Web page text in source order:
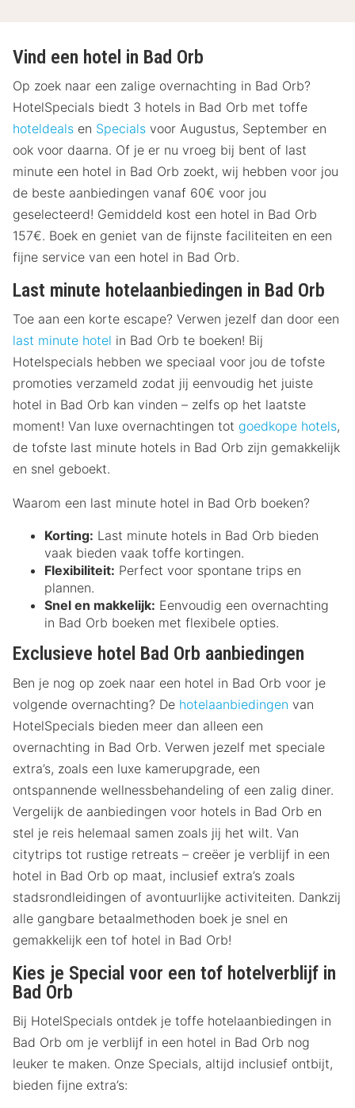
Vind een hotel in Bad Orb
Op zoek naar een zalige overnachting in Bad Orb?
HotelSpecials biedt 3 hotels in Bad Orb met toffe
hoteldeals en Specials voor Augustus, September en
ook voor daarna. Of je er nu vroeg bij bent of last
minute een hotel in Bad Orb zoekt, wij hebben voor jou
de beste aanbiedingen vanaf 60€ voor jou
geselecteerd! Gemiddeld kost een hotel in Bad Orb
157€. Boek en geniet van de fijnste faciliteiten en een
fijne service van een hotel in Bad Orb.
Last minute hotelaanbiedingen in Bad Orb
Toe aan een korte escape? Verwen jezelf dan door een
last minute hotel in Bad Orb te boeken! Bij
Hotelspecials hebben we speciaal voor jou de tofste
promoties verzameld zodat jij eenvoudig het juiste
hotel in Bad Orb kan vinden – zelfs op het laatste
moment! Van luxe overnachtingen tot goedkope hotels,
de tofste last minute hotels in Bad Orb zijn gemakkelijk
en snel geboekt.
Waarom een last minute hotel in Bad Orb boeken?
Korting: Last minute hotels in Bad Orb bieden
vaak bieden vaak toffe kortingen.
Flexibiliteit: Perfect voor spontane trips en
plannen.
Snel en makkelijk: Eenvoudig een overnachting
in Bad Orb boeken met flexibele opties.
Exclusieve hotel Bad Orb aanbiedingen
Ben je nog op zoek naar een hotel in Bad Orb voor je
volgende overnachting? De hotelaanbiedingen van
HotelSpecials bieden meer dan alleen een
overnachting in Bad Orb. Verwen jezelf met speciale
extra’s, zoals een luxe kamerupgrade, een
ontspannende wellnessbehandeling of een zalig diner.
Vergelijk de aanbiedingen voor hotels in Bad Orb en
stel je reis helemaal samen zoals jij het wilt. Van
citytrips tot rustige retreats – creëer je verblijf in een
hotel in Bad Orb op maat, inclusief extra’s zoals
stadsrondleidingen of avontuurlijke activiteiten. Dankzij
alle gangbare betaalmethoden boek je snel en
gemakkelijk een tof hotel in Bad Orb!
Kies je Special voor een tof hotelverblijf in
Bad Orb
Bij HotelSpecials ontdek je toffe hotelaanbiedingen in
Bad Orb om je verblijf in een hotel in Bad Orb nog
leuker te maken. Onze Specials, altijd inclusief ontbijt,
bieden fijne extra’s: